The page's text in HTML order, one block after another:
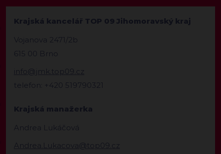
Krajská kancelář TOP 09 Jihomoravský kraj
Vojanova 2471/2b
615 00 Brno
info@jmk.top09.cz
telefon: +420 519790321
Krajská manažerka
Andrea Lukáčová
Andrea.Lukacova@top09.cz